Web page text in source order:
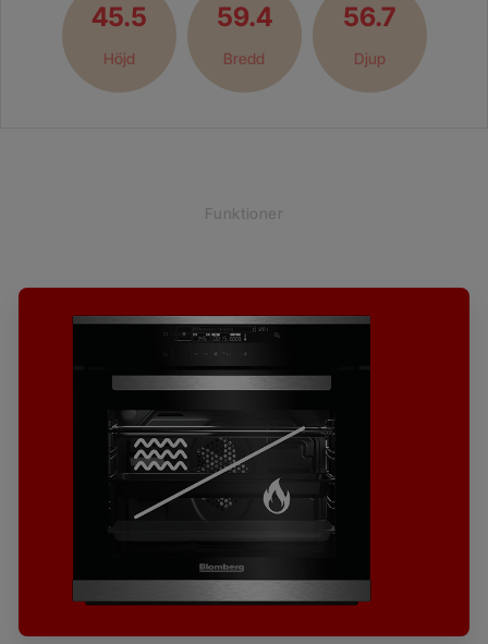
45.5
Höjd
59.4
Bredd
56.7
Djup
Funktioner